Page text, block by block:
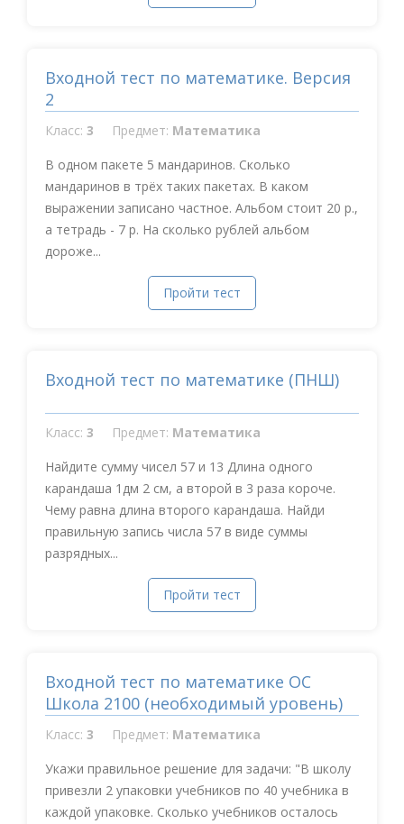
Входной тест по математике. Версия
2
Класс: 3 Предмет: Математика
В одном пакете 5 мандаринов. Сколько
мандаринов в трёх таких пакетах. В каком
выражении записано частное. Альбом стоит 20 р.,
а тетрадь - 7 р. На сколько рублей альбом
дороже...
Пройти тест
Входной тест по математике (ПНШ)
Класс: 3 Предмет: Математика
Найдите сумму чисел 57 и 13 Длина одного
карандаша 1дм 2 см, а второй в 3 раза короче.
Чему равна длина второго карандаша. Найди
правильную запись числа 57 в виде суммы
разрядных...
Пройти тест
Входной тест по математике ОС
Школа 2100 (необходимый уровень)
Класс: 3 Предмет: Математика
Укажи правильное решение для задачи: "В школу
привезли 2 упаковки учебников по 40 учебника в
каждой упаковке. Сколько учебников осталось